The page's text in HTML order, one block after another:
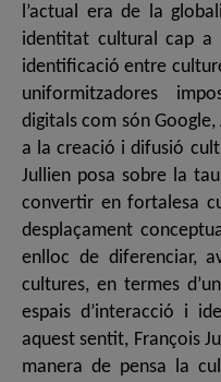
l’actual era de la
identitat cultural cap
identificació entre
uniformitzadores
digitals com són
a la creació i difusió
Jullien posa sobre la
convertir en fortalesa
desplaçament
enlloc de diferenciar,
cultures, en termes
espais d’interacció i
aquest sentit, François
manera de pensa la